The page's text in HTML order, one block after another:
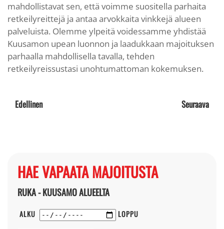
mahdollistavat sen, että voimme suositella parhaita
retkeilyreittejä ja antaa arvokkaita vinkkejä alueen
palveluista. Olemme ylpeitä voidessamme yhdistää
Kuusamon upean luonnon ja laadukkaan majoituksen
parhaalla mahdollisella tavalla, tehden
retkeilyreissustasi unohtumattoman kokemuksen.
Edellinen Seuraava
HAE VAPAATA MAJOITUSTA
RUKA - KUUSAMO ALUEELTA
ALKU
LOPPU